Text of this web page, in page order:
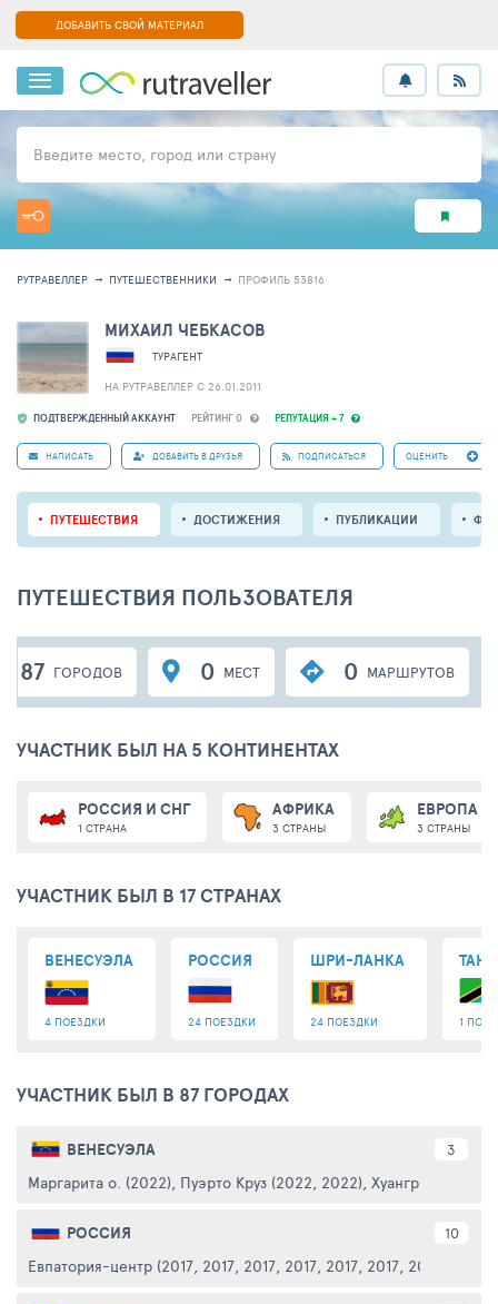
ДОБАВИТЬ СВОЙ МАТЕРИАЛ
Введите место, город или страну
РУТРАВЕЛЛЕР ПУТЕШЕСТВЕННИКИ ПРОФИЛЬ 53816
ПОДТВЕРЖДЕННЫЙ АККАУНТ РЕЙТИНГ 0 РЕПУТАЦИЯ + 7
МИХАИЛ ЧЕБКАСОВ
ТУРАГЕНТ
НА РУТРАВЕЛЛЕР C 26.01.2011
НАПИСАТЬ ДОБАВИТЬ В ДРУЗЬЯ ПОДПИСАТЬСЯ ОЦЕНИТЬ
ПУТЕШЕСТВИЯ ДОСТИЖЕНИЯ ПУБЛИКАЦИИ
ПУТЕШЕСТВИЯ ПОЛЬЗОВАТЕЛЯ
87 ГОРОДОВ 0 МЕСТ 0 МАРШРУТОВ
УЧАСТНИК БЫЛ НА 5 КОНТИНЕНТАХ
РОССИЯ И СНГ
1 СТРАНА
АФРИКА
3 СТРАНЫ
ЕВРОПА
3 СТРАНЫ
УЧАСТНИК БЫЛ В 17 СТРАНАХ
ВЕНЕСУЭЛА
4 ПОЕЗДКИ
РОССИЯ
24 ПОЕЗДКИ
ШРИ-ЛАНКА
24 ПОЕЗДКИ 1
УЧАСТНИК БЫЛ В 87 ГОРОДАХ
ВЕНЕСУЭЛА 3
Маргарита о. (2022), Пуэрто Круз (2022, 2022), Хуангриего
РОССИЯ 10
Евпатория-центр (2017, 2017, 2017, 2017, 2017, 2017, 2021, 2021)